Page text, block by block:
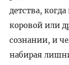
детства,
коровой или
сознании, и
набирая